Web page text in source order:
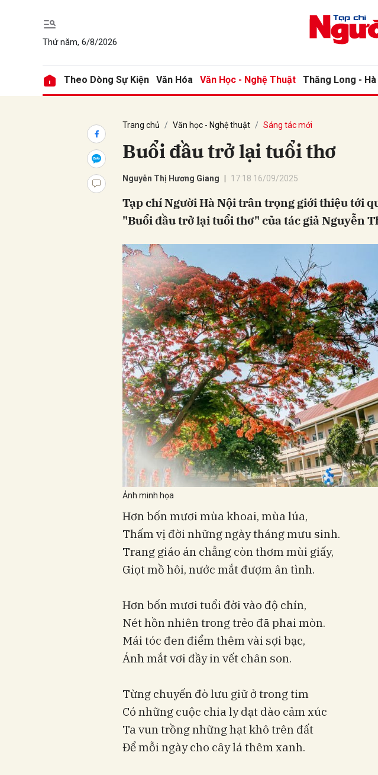
Thứ năm, 6/8/2026
Theo Dòng Sự Kiện Văn Hóa Văn Học - Nghệ Thuật Thăng Long - Hà
Trang chủ Văn học - Nghệ thuật Sáng tác mới
Buổi đầu trở lại tuổi thơ
Nguyễn Thị Hương Giang 17:18 16/09/2025
Tạp chí Người Hà Nội trân trọng giới thiệu tới
"Buổi đầu trở lại tuổi thơ" của tác giả Nguyễn
Ảnh minh họa
Hơn bốn mươi mùa khoai, mùa lúa,
Thấm vị đời những ngày tháng mưu sinh.
Trang giáo án chẳng còn thơm mùi giấy,
Giọt mồ hôi, nước mắt đượm ân tình.
Hơn bốn mươi tuổi đời vào độ chín,
Nét hồn nhiên trong trẻo đã phai mòn.
Mái tóc đen điểm thêm vài sợi bạc,
Ánh mắt vơi đầy in vết chân son.
Từng chuyến đò lưu giữ ở trong tim
Có những cuộc chia ly dạt dào cảm xúc
Ta vun trồng những hạt khô trên đất
Để mỗi ngày cho cây lá thêm xanh.